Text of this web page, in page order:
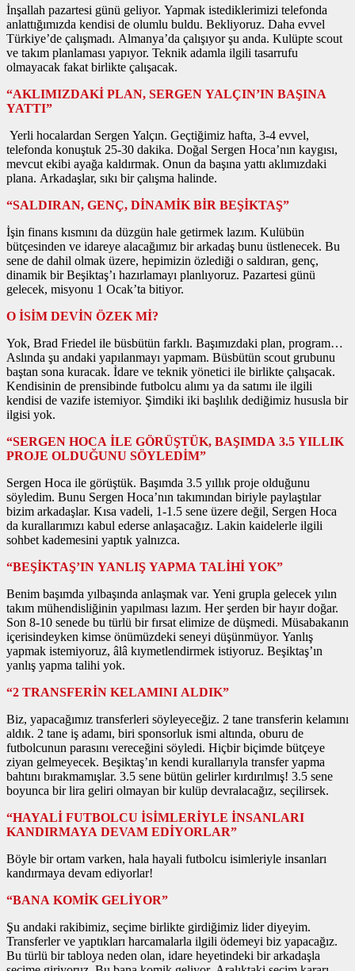
İnşallah pazartesi günü geliyor. Yapmak istediklerimizi telefonda
anlattığımızda kendisi de olumlu buldu. Bekliyoruz. Daha evvel
Türkiye’de çalışmadı. Almanya’da çalışıyor şu anda. Kulüpte scout
ve takım planlaması yapıyor. Teknik adamla ilgili tasarrufu
olmayacak fakat birlikte çalışacak.
“AKLIMIZDAKİ PLAN, SERGEN YALÇIN’IN BAŞINA
YATTI”
Yerli hocalardan Sergen Yalçın. Geçtiğimiz hafta, 3-4 evvel,
telefonda konuştuk 25-30 dakika. Doğal Sergen Hoca’nın kaygısı,
mevcut ekibi ayağa kaldırmak. Onun da başına yattı aklımızdaki
plana. Arkadaşlar, sıkı bir çalışma halinde.
“SALDIRAN, GENÇ, DİNAMİK BİR BEŞİKTAŞ”
İşin finans kısmını da düzgün hale getirmek lazım. Kulübün
bütçesinden ve idareye alacağımız bir arkadaş bunu üstlenecek. Bu
sene de dahil olmak üzere, hepimizin özlediği o saldıran, genç,
dinamik bir Beşiktaş’ı hazırlamayı planlıyoruz. Pazartesi günü
gelecek, misyonu 1 Ocak’ta bitiyor.
O İSİM DEVİN ÖZEK Mİ?
Yok, Brad Friedel ile büsbütün farklı. Başımızdaki plan, program…
Aslında şu andaki yapılanmayı yapmam. Büsbütün scout grubunu
baştan sona kuracak. İdare ve teknik yönetici ile birlikte çalışacak.
Kendisinin de prensibinde futbolcu alımı ya da satımı ile ilgili
kendisi de vazife istemiyor. Şimdiki iki başlılık dediğimiz hususla bir
ilgisi yok.
“SERGEN HOCA İLE GÖRÜŞTÜK, BAŞIMDA 3.5 YILLIK
PROJE OLDUĞUNU SÖYLEDİM”
Sergen Hoca ile görüştük. Başımda 3.5 yıllık proje olduğunu
söyledim. Bunu Sergen Hoca’nın takımından biriyle paylaştılar
bizim arkadaşlar. Kısa vadeli, 1-1.5 sene üzere değil, Sergen Hoca
da kurallarımızı kabul ederse anlaşacağız. Lakin kaidelerle ilgili
sohbet kademesini yaptık yalnızca.
“BEŞİKTAŞ’IN YANLIŞ YAPMA TALİHİ YOK”
Benim başımda yılbaşında anlaşmak var. Yeni grupla gelecek yılın
takım mühendisliğinin yapılması lazım. Her şerden bir hayır doğar.
Son 8-10 senede bu türlü bir fırsat elimize de düşmedi. Müsabakanın
içerisindeyken kimse önümüzdeki seneyi düşünmüyor. Yanlış
yapmak istemiyoruz, âlâ kıymetlendirmek istiyoruz. Beşiktaş’ın
yanlış yapma talihi yok.
“2 TRANSFERİN KELAMINI ALDIK”
Biz, yapacağımız transferleri söyleyeceğiz. 2 tane transferin kelamını
aldık. 2 tane iş adamı, biri sponsorluk ismi altında, oburu de
futbolcunun parasını vereceğini söyledi. Hiçbir biçimde bütçeye
ziyan gelmeyecek. Beşiktaş’ın kendi kurallarıyla transfer yapma
bahtını bırakmamışlar. 3.5 sene bütün gelirler kırdırılmış! 3.5 sene
boyunca bir lira geliri olmayan bir kulüp devralacağız, seçilirsek.
“HAYALİ FUTBOLCU İSİMLERİYLE İNSANLARI
KANDIRMAYA DEVAM EDİYORLAR”
Böyle bir ortam varken, hala hayali futbolcu isimleriyle insanları
kandırmaya devam ediyorlar!
“BANA KOMİK GELİYOR”
Şu andaki rakibimiz, seçime birlikte girdiğimiz lider diyeyim.
Transferler ve yaptıkları harcamalarla ilgili ödemeyi biz yapacağız.
Bu türlü bir tabloya neden olan, idare heyetindeki bir arkadaşla